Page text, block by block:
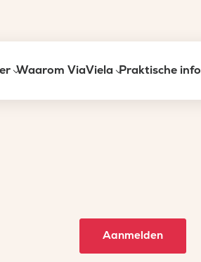
Waarom ViaViela Praktische info
Aanmelden